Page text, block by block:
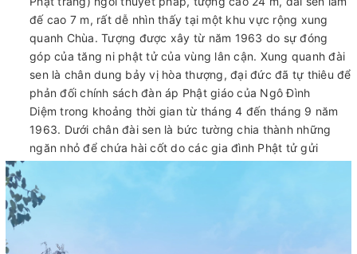
đế cao 7 m, rất dễ nhìn thấy tại một khu vực rộng xung
quanh Chùa. Tượng được xây từ năm 1963 do sự đóng
góp của tăng ni phật tử của vùng lân cận. Xung quanh đài
sen là chân dung bảy vị hòa thượng, đại đức đã tự thiêu để
phản đối chính sách đàn áp Phật giáo của Ngô Đình
Diệm trong khoảng thời gian từ tháng 4 đến tháng 9 năm
1963. Dưới chân đài sen là bức tường chia thành những
ngăn nhỏ để chứa hài cốt do các gia đình Phật tử gửi